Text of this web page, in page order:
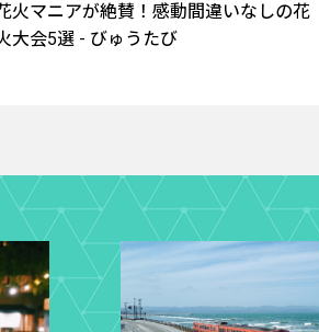
火マニアが絶賛！感動間違いなしの花
大会5選 - びゅうたび